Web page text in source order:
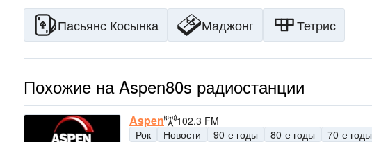
Пасьянс Косынка Маджонг Тетрис
Похожие на Aspen80s радиостанции
Aspen
102.3 FM
Рок
Новости 90-е годы 80-е годы
70-е годы